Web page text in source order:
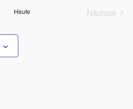
Heute
Nächste